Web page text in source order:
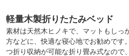
軽量木製折りたたみベッド
素材は天然木ヒノキで、マットもしっ
方などに、快適な寝心地でお勧めです
つ折り収納が可能な折り畳み式なので